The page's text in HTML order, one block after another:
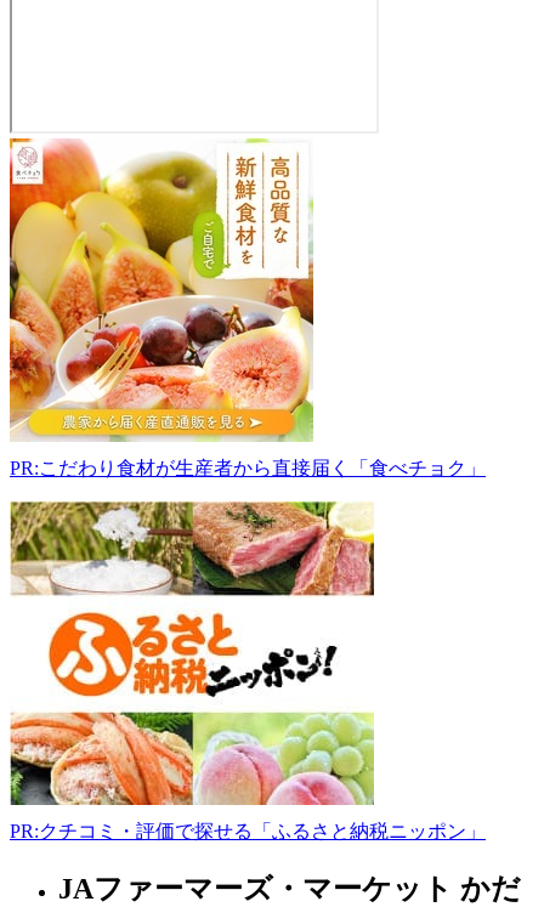
直
売
所
野
市
里
(の
い
ち
ご)
036-
1341
青
森
県
弘
前
市
宮
4
0172-
82-
1055
www.anekko.com/%3Fmode%3Df7
9:00-
PR:こだわり食材が生産者から直接届く「食べチョク」
PR:クチコミ・評価で探せる「ふるさと納税ニッポン」
青
JAファーマーズ・マーケット かだ